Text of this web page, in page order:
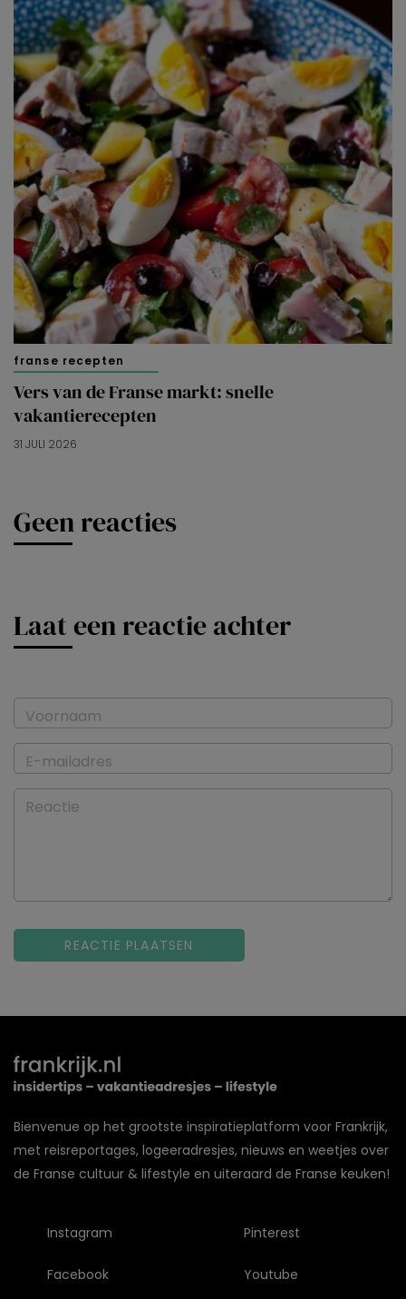
franse recepten
Vers van de Franse markt: snelle
vakantierecepten
31 JULI 2026
Geen reacties
Laat een reactie achter
Voornaam
E-mailadres
Reactie
Bienvenue op het grootste inspiratieplatform voor Frankrijk,
met reisreportages, logeeradresjes, nieuws en weetjes over
de Franse cultuur & lifestyle en uiteraard de Franse keuken!
Instagram
Facebook
Pinterest
Youtube